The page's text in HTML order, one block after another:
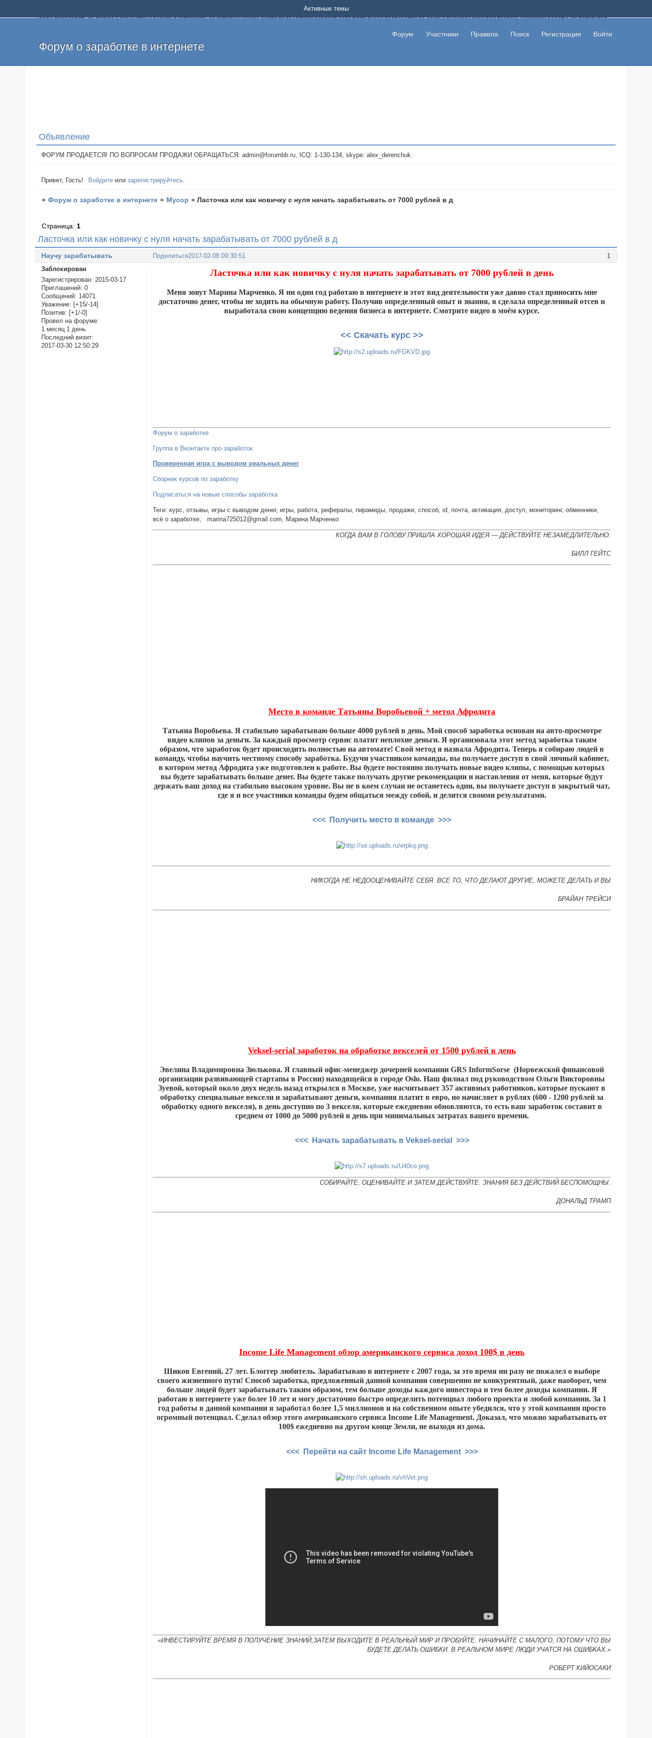
Добро пожаловать на форум о заработке и работе в интернете, на котором можно найти подходящий вариант дополнительной подработки на дому с высоким доходом помимо основной работы, не вкладывая
и оставлять свои отзывы. Если вы знаете, что определенный проект или сайт не платит, то указывайте в теме что это лохотрон, чтобы другие пользователи не попались на развод. Вы сможете начать зарабатывать
легкие деньги без вложений и регистрации уже сегодня. Создавайте новые темы, размещайте объявления со своими пригласительными ссылками и первая прибыль не заставит себя долго ждать.
Форум о заработке в интернете
Форум Участники Правила Поиск Регистрация Войти
Активные темы
Объявление
ФОРУМ ПРОДАЕТСЯ! ПО ВОПРОСАМ ПРОДАЖИ ОБРАЩАТЬСЯ: admin@forumbb.ru, ICQ: 1-130-134, skype: alex_derenchuk.
Привет, Гость! Войдите илизарегистрируйтесь.
» Форум о заработке в интернете » Мусор »Ласточка или как новичку с нуля начать зарабатывать от 7000 рублей в д
Ласточка или как новичку с нуля начать зарабатывать от 7000 рублей в д
Страница: 1
Поделиться 1
2017-02-08 09:30:51
Научу зарабатывать
Заблокирован
Зарегистрирован: 2015-03-17
Приглашений: 0
Сообщений: 14071
Уважение: [+15/-14]
Позитив: [+1/-0]
Провел на форуме:
1 месяц 1 день
Последний визит:
2017-03-30 12:50:29
Ласточка или как новичку с нуля начать зарабатывать от 7000 рублей в день
Меня зовут Марина Марченко. Я ни один год работаю в интернете и этот вид деятельности уже давно стал приносить мне
достаточно денег, чтобы не ходить на обычную работу. Получив определенный опыт и знания, я сделала определенный отсев и
выработала свою концепцию ведения бизнеса в интернете. Смотрите видео в моём курсе.
<< Скачать курс >>
Форум о заработке
Группа в Вконтакте про заработок
Проверенная игра с выводом реальных денег
Сборник курсов по заработку
Подписаться на новые способы заработка
Теги: курс, отзывы, игры с выводом денег, игры, работа, рефералы, пирамиды, продажи, способ, id, почта, активация, доступ, мониторинг, обменники,
всё о заработке, marina725012@gmail.com, Марина Марченко
КОГДА ВАМ В ГОЛОВУ ПРИШЛА ХОРОШАЯ ИДЕЯ — ДЕЙСТВУЙТЕ НЕЗАМЕДЛИТЕЛЬНО.
БИЛЛ ГЕЙТС
Место в команде Татьяны Воробьевой + метод Афродита
Татьяна Воробьева. Я стабильно зарабатываю больше 4000 рублей в день. Мой способ заработка основан на авто-просмотре
видео клипов за деньги. За каждый просмотр сервис платит неплохие деньги. Я организовала этот метод заработка таким
образом, что заработок будет происходить полностью на автомате! Свой метод я назвала Афродита. Теперь я собираю людей в
команду, чтобы научить честному способу заработка. Будучи участником команды, вы получаете доступ в свой личный кабинет,
в котором метод Афродита уже подготовлен к работе. Вы будете постоянно получать новые видео клипы, с помощью которых
вы будете зарабатывать больше денег. Вы будете также получать другие рекомендации и наставления от меня, которые будут
держать ваш доход на стабильно высоком уровне. Вы не в коем случаи не останетесь одни, вы получаете доступ в закрытый чат,
где я и все участники команды будем общаться между собой, и делится своими результатами.
<<< Получить место в команде >>>
НИКОГДА НЕ НЕДООЦЕНИВАЙТЕ СЕБЯ. ВСЕ ТО, ЧТО ДЕЛАЮТ ДРУГИЕ, МОЖЕТЕ ДЕЛАТЬ И ВЫ
БРАЙАН ТРЕЙСИ
Veksel-serial заработок на обработке векселей от 1500 рублей в день
Эвелина Владимировна Зюлькова. Я главный офис-менеджер дочерней компании GRS InformSorse (Норвежской финансовой
организации развивающей стартапы в России) находящейся в городе Oslo. Наш филиал под руководством Ольги Викторовны
Зуевой, который около двух недель назад открылся в Москве, уже насчитывает 357 активных работников, которые пускают в
обработку специальные вексели и зарабатывают деньги, компания платит в евро, но начисляет в рублях (600 - 1200 рублей за
обработку одного векселя), в день доступно по 3 векселя, которые ежедневно обновляются, то есть ваш заработок составит в
среднем от 1000 до 5000 рублей в день при минимальных затратах вашего времени.
<<< Начать зарабатывать в Veksel-serial >>>
СОБИРАЙТЕ, ОЦЕНИВАЙТЕ И ЗАТЕМ ДЕЙСТВУЙТЕ. ЗНАНИЯ БЕЗ ДЕЙСТВИЙ БЕСПОМОЩНЫ.
ДОНАЛЬД ТРАМП
Income Life Management обзор американского сервиса доход 100$ в день
Шиков Евгений, 27 лет. Блоггер любитель. Зарабатываю в интернете с 2007 года, за это время ни разу не пожалел о выборе
своего жизненного пути! Способ заработка, предложенный данной компании совершенно не конкурентный, даже наоборот, чем
больше людей будет зарабатывать таким образом, тем больше доходы каждого инвестора и тем более доходы компании. Я
работаю в интернете уже более 10 лет и могу достаточно быстро определить потенциал любого проекта и любой компании. За 1
год работы в данной компании я заработал более 1,5 миллионов и на собственном опыте убедился, что у этой компании просто
огромный потенциал. Сделал обзор этого американского сервиса Income Life Management. Доказал, что можно зарабатывать от
100$ ежедневно на другом конце Земли, не выходя из дома.
<<< Перейти на сайт Income Life Management >>>
«ИНВЕСТИРУЙТЕ ВРЕМЯ В ПОЛУЧЕНИЕ ЗНАНИЙ,ЗАТЕМ ВЫХОДИТЕ В РЕАЛЬНЫЙ МИР И ПРОБУЙТЕ. НАЧИНАЙТЕ С МАЛОГО, ПОТОМУ ЧТО ВЫ
БУДЕТЕ ДЕЛАТЬ ОШИБКИ. В РЕАЛЬНОМ МИРЕ ЛЮДИ УЧАТСЯ НА ОШИБКАХ.»
РОБЕРТ КИЙОСАКИ